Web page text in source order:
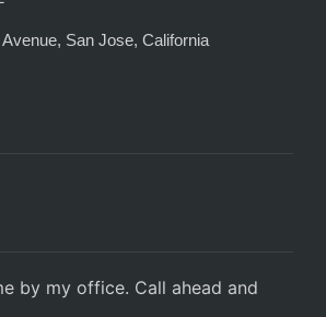
San Jose, California
by my office. Call ahead and